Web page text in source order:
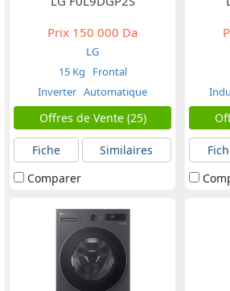
Prix 150 000 Da
LG
15 Kg
Frontal
Inverter Automatique
Offres de Vente (25)
Fiche
Similaires
Comparer